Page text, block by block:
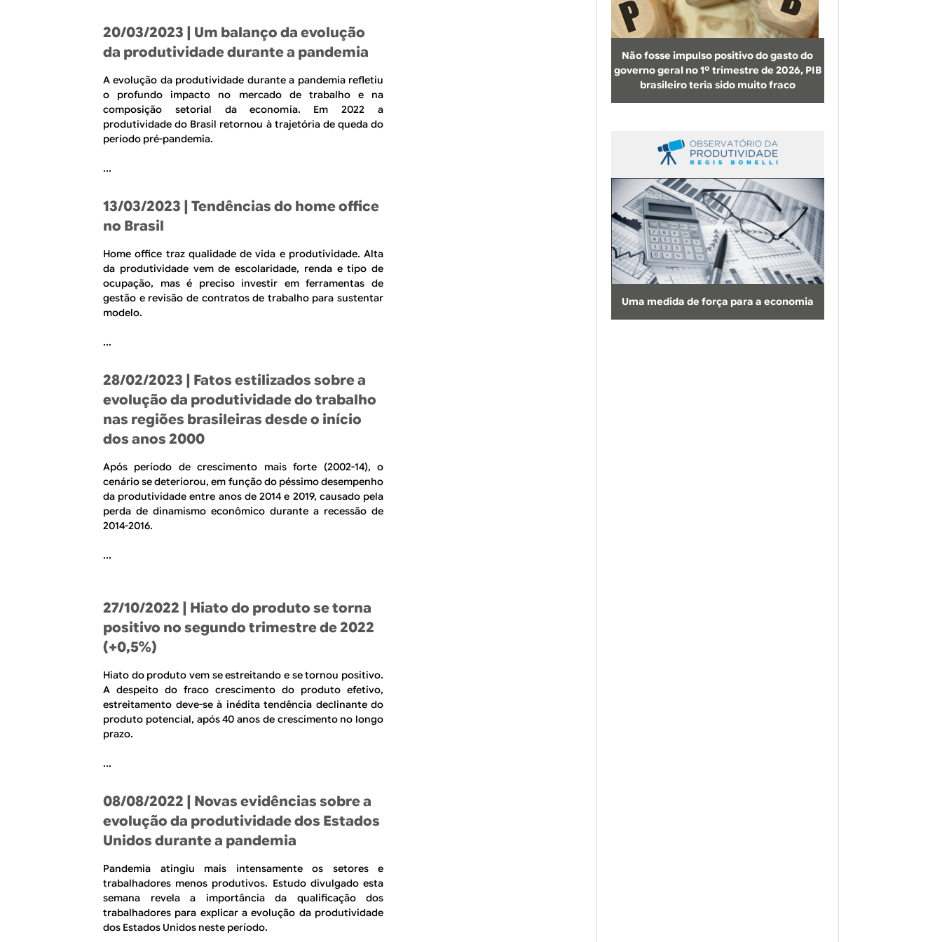
E
b
u
s
c
a
l
20/03/2023 | Um balanço da evolução
da produtividade durante a pandemia
A evolução da produtividade durante a pandemia refletiu
o profundo impacto no mercado de trabalho e na
composição setorial da economia. Em 2022 a
produtividade do Brasil retornou à trajetória de queda do
período pré-pandemia.
...
13/03/2023 | Tendências do home office
no Brasil
Home office traz qualidade de vida e produtividade. Alta
da produtividade vem de escolaridade, renda e tipo de
ocupação, mas é preciso investir em ferramentas de
gestão e revisão de contratos de trabalho para sustentar
modelo.
...
28/02/2023 | Fatos estilizados sobre a
evolução da produtividade do trabalho
nas regiões brasileiras desde o início
dos anos 2000
Após período de crescimento mais forte (2002-14), o
cenário se deteriorou, em função do péssimo desempenho
da produtividade entre anos de 2014 e 2019, causado pela
perda de dinamismo econômico durante a recessão de
2014-2016.
...
27/10/2022 | Hiato do produto se torna
positivo no segundo trimestre de 2022
(+0,5%)
Hiato do produto vem se estreitando e se tornou positivo.
A despeito do fraco crescimento do produto efetivo,
estreitamento deve-se à inédita tendência declinante do
produto potencial, após 40 anos de crescimento no longo
prazo.
...
08/08/2022 | Novas evidências sobre a
evolução da produtividade dos Estados
Unidos durante a pandemia
Pandemia atingiu mais intensamente os setores e
trabalhadores menos produtivos. Estudo divulgado esta
semana revela a importância da qualificação dos
trabalhadores para explicar a evolução da produtividade
dos Estados Unidos neste período.
Não fosse impulso positivo do gasto do
governo geral no 1º trimestre de 2026, PIB
brasileiro teria sido muito fraco
Uma medida de força para a economia